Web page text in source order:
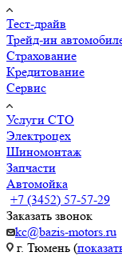
Тест-драйв
Трейд-ин
Страхование
Кредитование
Сервис
Услуги СТО
Электроцех
Шиномонтаж
Запчасти
Автомойка
+7 (3452) 57-57-29
Заказать звонок
kc@bazis-motors.ru
г. Тюмень (